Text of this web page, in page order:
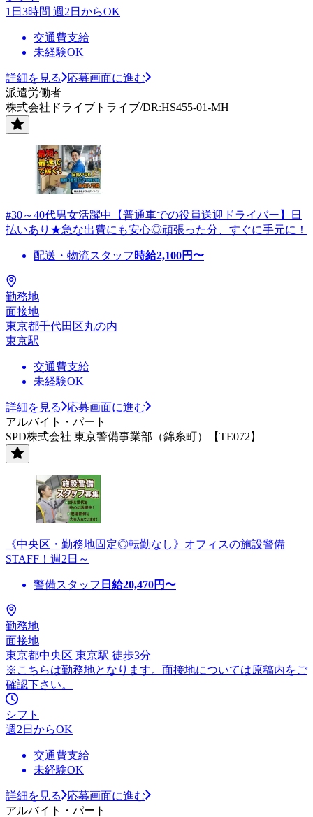
1日3時間 週2日からOK
交通費支給
未経験OK
詳細を見る
応募画面に進む
派遣労働者
株式会社ドライブトライブ/DR:HS455-01-MH
#30～40代男女活躍中【普通車での役員送迎ドライバー】日
払いあり★急な出費にも安心◎頑張った分、すぐに手元に！
配送・物流スタッフ 時給2,100円〜
勤務地
面接地
東京都千代田区丸の内
東京駅
交通費支給
未経験OK
詳細を見る
応募画面に進む
アルバイト・パート
SPD株式会社 東京警備事業部（錦糸町）【TE072】
《中央区・勤務地固定◎転勤なし》オフィスの施設警備
STAFF！週2日～
警備スタッフ 日給20,470円〜
勤務地
面接地
東京都中央区 東京駅 徒歩3分
※こちらは勤務地となります。面接地については原稿内をご
確認下さい。
シフト
週2日からOK
交通費支給
未経験OK
詳細を見る
応募画面に進む
アルバイト・パート